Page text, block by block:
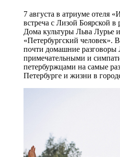
7 августа в атриуме отеля
встреча с Лизой Боярской в
Дома культуры Льва Лурье
«Петербургский человек».
почти домашние разговоры
примечательными и
петербуржцами на самые
Петербурге и жизни в